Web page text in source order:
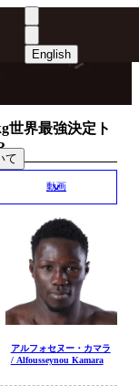
中文（繁體
て
English
世界最強決定ト
動画
アルフォセヌー・カマラ
/ Alfousseynou Kamara